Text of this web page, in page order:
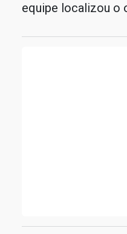
equipe localizou o